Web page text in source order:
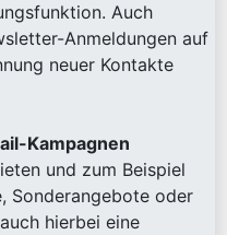
Auch
Anmeldungen auf
neuer Kontakte
Kampagnen
und zum Beispiel
Sonderangebote oder
hierbei eine